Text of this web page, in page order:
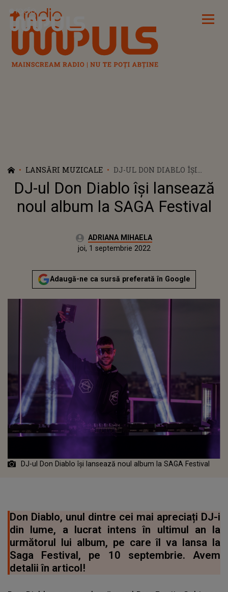
Radio Impuls
LANSĂRI MUZICALE
DJ-UL DON DIABLO ÎȘI
LANSEAZĂ NOUL ALBUM
LA SAGA FESTIVAL
DJ-ul Don Diablo își lansează
noul album la SAGA Festival
Autor:ADRIANA MIHAELA
miercuri, 1 septembrie 2021
Actualizat:
joi, 1 septembrie 2022
Adaugă-ne ca sursă preferată în Google
DJ-ul Don Diablo își lansează noul album la SAGA Festival
Don Diablo, unul dintre cei mai apreciați DJ-i
din lume, a lucrat intens în ultimul an la
următorul lui album, pe care îl va lansa la
Saga Festival, pe 10 septembrie. Avem
detalii în articol!